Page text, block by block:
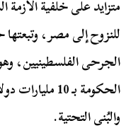
متزايد على خلفية الأزمة
للنزوح إلى مصر،
الجرحى الفلسطينيين،
الحكومة بـ
والبُنى التحتية.